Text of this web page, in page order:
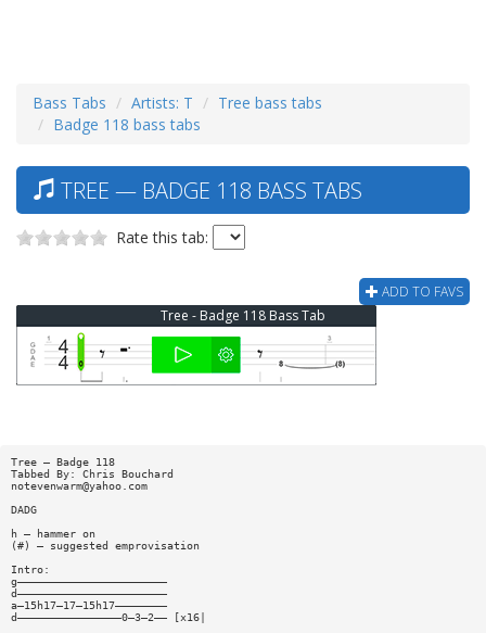
Bass Tabs Artists: T
Tree bass tabs
Badge 118 bass tabs
TREE — BADGE 118 BASS TABS
Rate this tab:
ADD TO FAVS
Tree - Badge 118 Bass Tab
Tree — Badge 118
Tabbed By: Chris Bouchard
notevenwarm@yahoo.com
DADG
h — hammer on
(#) — suggested emprovisation
Intro:
g———————————————————————
d———————————————————————
a—15h17—17—15h17————————
d————————————————0—3—2—— [x16|